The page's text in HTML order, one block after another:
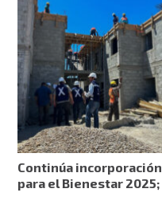
Continúa
para el Bienestar